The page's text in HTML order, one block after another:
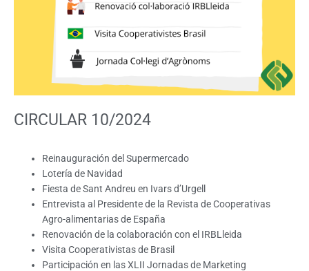
CIRCULAR 10/2024
Reinauguración del Supermercado
Lotería de Navidad
Fiesta de Sant Andreu en Ivars d’Urgell
Entrevista al Presidente de la Revista de Cooperativas
Agro-alimentarias de España
Renovación de la colaboración con el IRBLleida
Visita Cooperativistas de Brasil
Participación en las XLII Jornadas de Marketing